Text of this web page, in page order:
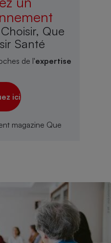
Que
Santé
de l'expertise
ici